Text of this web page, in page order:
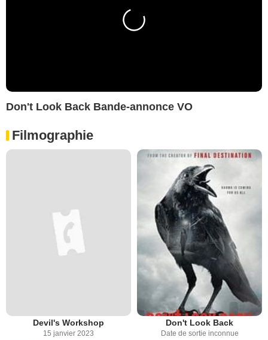
Don't Look Back Bande-annonce VO
Filmographie
Devil's Workshop
15 janvier 2023
Don't Look Back
Date de sortie inconnue